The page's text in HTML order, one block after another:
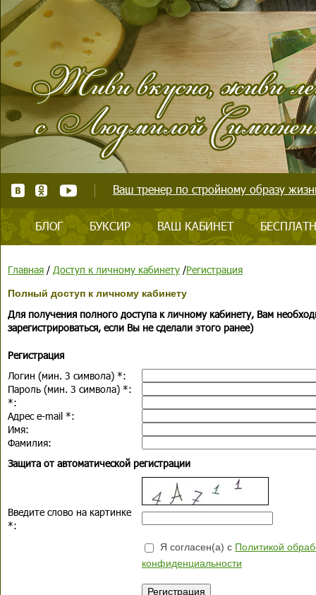
Ваш тренер по стройному образу
БЛОГ БУКСИР ВАШ КАБИНЕТ
Главная / Доступ к личному кабинету /Регистрация
Полный доступ к личному кабинету
Для получения полного доступа к личному кабинету, Вам
зарегистрироваться, если Вы не сделали этого ранее)
Регистрация
Логин (мин. 3 символа) *:
Пароль (мин. 3 символа) *:
*:
Адрес e-mail *:
Имя:
Фамилия:
Защита от автоматической регистрации
Введите слово на картинке
*:
Я согласен(а) с Политикой
конфиденциальности